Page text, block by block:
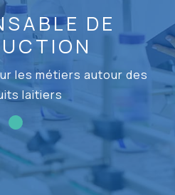
DE
les métiers autour des
laitiers